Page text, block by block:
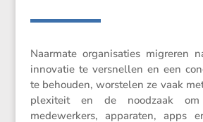
Naarmate organi­sa­ties migreren
innovatie te versnellen en een
te behouden, worstelen ze vaak
plexi­teit en de noodzaak om
medewer­kers, apparaten, apps